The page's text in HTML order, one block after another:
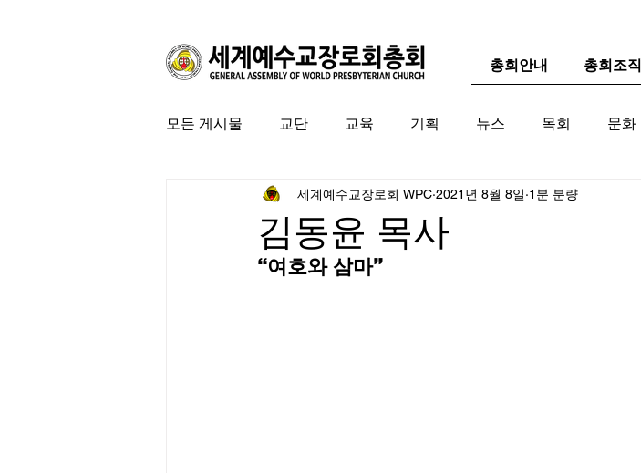
총회안내 총회조직
모든 게시물 교단 교육 기획 뉴스 목회 문화
특집 미국 교계 한국 교계 교단역사
김동윤 목사
세계예수교장로회 WPC 2021년 8월 8일 1분 분량
“여호와 삼마”